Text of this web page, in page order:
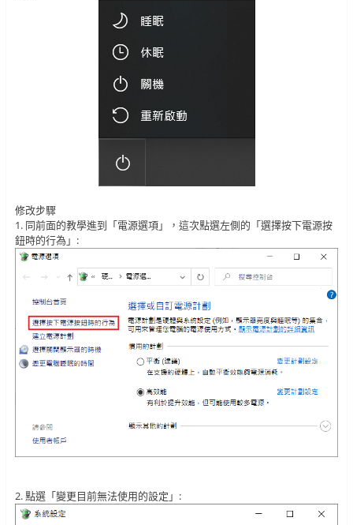
修改步驟
1. 同前面的教學進到「電源選項」，這次點選左側的「選擇按下電源按
鈕時的行為」:
2. 點選「變更目前無法使用的設定」: